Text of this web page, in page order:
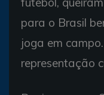
para o Brasil
joga em
representação